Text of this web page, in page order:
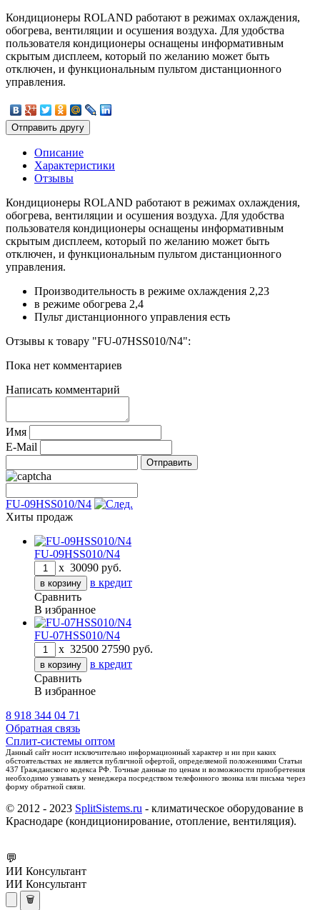
Кондиционеры ROLAND работают в режимах охлаждения,
обогрева, вентиляции и осушения воздуха. Для удобства
пользователя кондиционеры оснащены информативным
скрытым дисплеем, который по желанию может быть
отключен, и функциональным пультом дистанционного
управления.
Описание
Характеристики
Отзывы
Кондиционеры ROLAND работают в режимах охлаждения,
обогрева, вентиляции и осушения воздуха. Для удобства
пользователя кондиционеры оснащены информативным
скрытым дисплеем, который по желанию может быть
отключен, и функциональным пультом дистанционного
управления.
Производительность в режиме охлаждения 2,23
в режиме обогрева 2,4
Пульт дистанционного управления есть
Отзывы к товару "FU-07HSS010/N4":
Пока нет комментариев
Написать комментарий
Имя
E-Mail
FU-09HSS010/N4
Хиты продаж
FU-09HSS010/N4
x 30090 руб.
в кредит
Сравнить
В избранное
FU-07HSS010/N4
x 32500 27590 руб.
в кредит
Сравнить
В избранное
8 918 344 04 71
Обратная связь
Сплит-системы оптом
Данный сайт носит исключительно информационный характер и ни при каких
обстоятельствах не является публичной офертой, определяемой положениями Статьи
437 Гражданского кодекса РФ. Точные данные по ценам и возможности приобретения
необходимо узнавать у менеджера посредством телефонного звонка или письма через
форму обратной связи.
© 2012 - 2023 SplitSistems.ru - климатическое оборудование в
Краснодаре (кондиционирование, отопление, вентиляция).
💬
ИИ Консультант
ИИ Консультант
🗑️